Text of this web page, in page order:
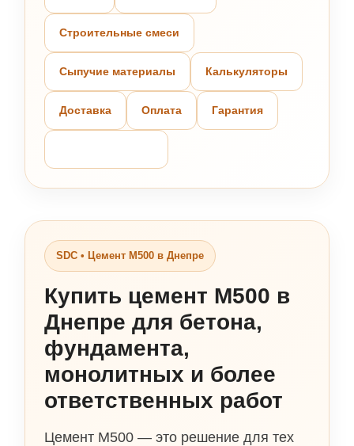
Строительные смеси
Сыпучие материалы Калькуляторы
Доставка Оплата Гарантия
SDC • Цемент М500 в Днепре
Купить цемент М500 в
Днепре для бетона,
фундамента,
монолитных и более
ответственных работ
Цемент М500 — это решение для тех